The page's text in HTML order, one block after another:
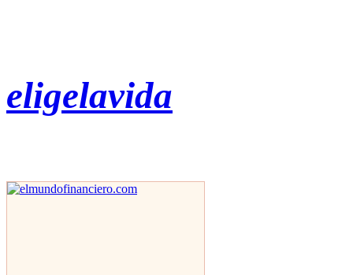
eligelavida